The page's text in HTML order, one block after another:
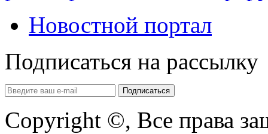
Новостной портал
Подписаться на рассылку
Copyright ©, Все права